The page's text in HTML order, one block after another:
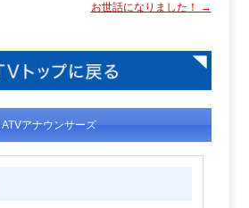
お世話になりました！ →
ATVアナウンサーズ